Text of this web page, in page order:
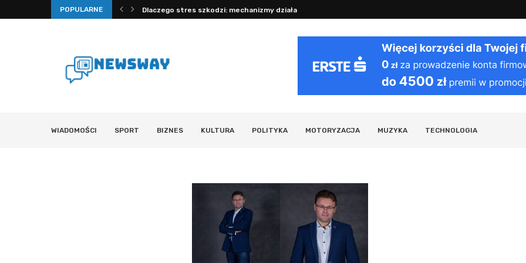
POPULARNE
porady na sen, nawodnienie... Dlaczego stres szkodzi: mechanizmy działania organizmu i ciekawostki...
WIADOMOŚCI SPORT BIZNES KULTURA POLITYKA MOTORYZACJA MUZYKA TECHNOLOGIA